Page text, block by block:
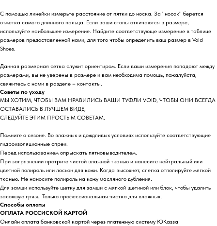
С помощью линейки измерьте расстояние от пятки до носка. За "носок" берется
отметка самого длинного пальца. Если ваши стопы отличаются в размере,
используйте наибольшее измерение. Найдите соответствующе измерение в таблице
размеров предоставленной нами, для того чтобы определить ваш размер в Void
Shoes.
Данная размерная сетка служит ориентиром. Если ваши измерения попадают между
размерами, вы не уверены в размере и вам необходима помощь, пожалуйста,
свяжитесь с нами в разделе – контакты.
Советы по уходу
МЫ ХОТИМ, ЧТОБЫ ВАМ НРАВИЛИСЬ ВАШИ ТУФЛИ VOID, ЧТОБЫ ОНИ ВСЕГДА
ОСТАВАЛИСЬ В ЛУЧШЕМ ВИДЕ,
СЛЕДУЙТЕ ЭТИМ ПРОСТЫМ СОВЕТАМ.
Помните о сезоне. Во влажных и дождливых условиях используйте соответствующие
гидроизоляционные спреи.
Перед использованием опрыскать пятновыводителем.
При загрязнении протрите чистой влажной тканью и нанесите нейтральный или
цветной полироль или лосьон для кожи. Когда высохнет, слегка отполируйте мягкой
тканью. Не наносите полироль на кожу масляного дубления.
Для замши используйте щетку для замши с мягкой щетиной или блок, чтобы удалить
засохшую грязь. Только профессиональная чистка для влажных,
Способы оплаты
ОПЛАТА РОССИСКОЙ КАРТОЙ
Онлайн оплата банковской картой через платежную систему ЮKassa